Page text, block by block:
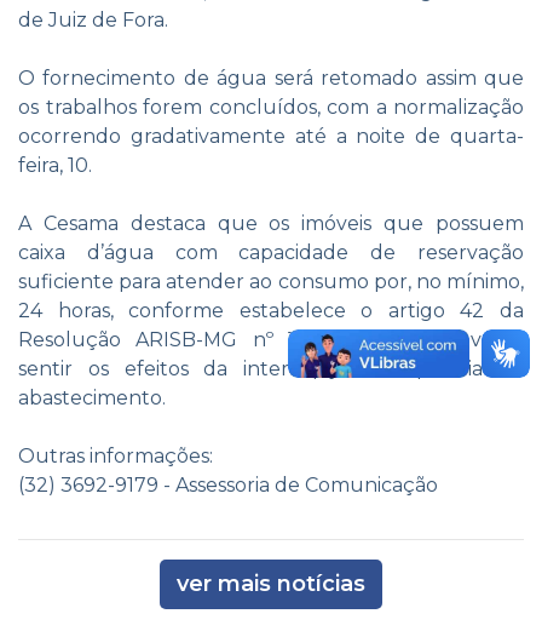
de Juiz de Fora.
O fornecimento de água será retomado assim que
os trabalhos forem concluídos, com a normalização
ocorrendo gradativamente até a noite de quarta-
feira, 10.
A Cesama destaca que os imóveis que possuem
caixa d’água com capacidade de reservação
suficiente para atender ao consumo por, no mínimo,
24 horas, conforme estabelece o artigo 42 da
Resolução ARISB-MG nº 185/2022, não deverão
sentir os efeitos da interrupção temporária do
abastecimento.
Outras informações:
(32) 3692-9179 - Assessoria de Comunicação
ver mais notícias